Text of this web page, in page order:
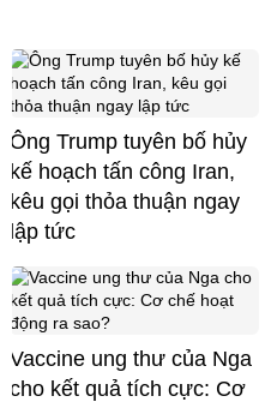
Ông Trump tuyên bố hủy
kế hoạch tấn công Iran,
kêu gọi thỏa thuận ngay
lập tức
Vaccine ung thư của Nga
cho kết quả tích cực: Cơ